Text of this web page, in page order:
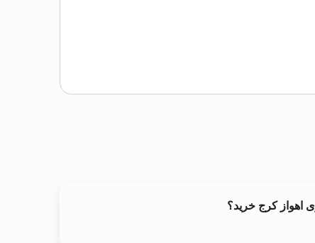
اهواز کرج خرید؟